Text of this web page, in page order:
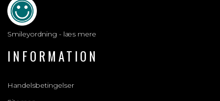
Smileyordning - læs mere
INFORMATION
Handelsbetingelser